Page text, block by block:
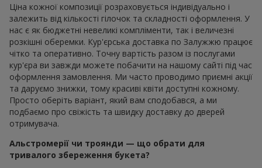
Ціна кожної композиції розраховується індивідуально і
залежить від кількості гілочок та складності оформлення. У
нас є як бюджетні невеликі компліменти, так і величезні
розкішні оберемки. Кур'єрська доставка по Залужжю працює
чітко та оперативно. Точну вартість разом із послугами
кур'єра ви завжди можете побачити на нашому сайті під час
оформлення замовлення. Ми часто проводимо приємні акції
та даруємо знижки, тому красиві квіти доступні кожному.
Просто оберіть варіант, який вам сподобався, а ми
подбаємо про свіжість та швидку доставку до дверей
отримувача.
Альстромерії чи троянди — що обрати для
тривалого збереження букета?